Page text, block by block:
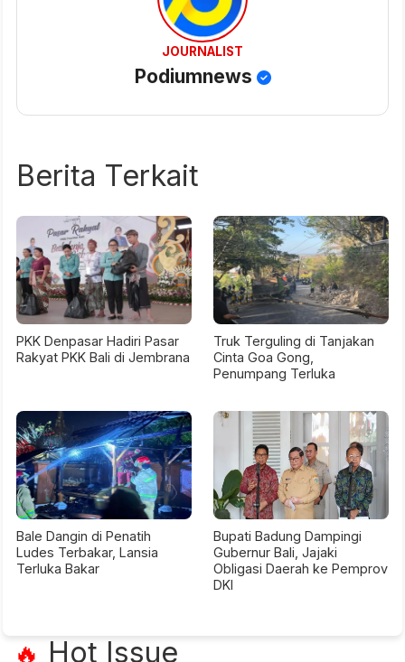
JOURNALIST
Podiumnews
Berita Terkait
PKK Denpasar Hadiri Pasar
Rakyat PKK Bali di Jembrana
Truk Terguling di Tanjakan
Cinta Goa Gong,
Penumpang Terluka
Bale Dangin di Penatih
Ludes Terbakar, Lansia
Terluka Bakar
Bupati Badung Dampingi
Gubernur Bali, Jajaki
Obligasi Daerah ke Pemprov
DKI
🔥 Hot Issue